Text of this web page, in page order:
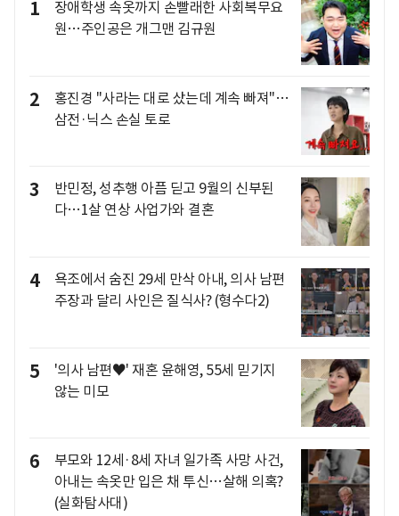
1
장애학생 속옷까지 손빨래한 사회복무요
원…주인공은 개그맨 김규원
2
홍진경 "사라는 대로 샀는데 계속 빠져"…
삼전·닉스 손실 토로
3
반민정, 성추행 아픔 딛고 9월의 신부된
다…1살 연상 사업가와 결혼
4
욕조에서 숨진 29세 만삭 아내, 의사 남편
주장과 달리 사인은 질식사? (형수다2)
5
'의사 남편♥' 재혼 윤해영, 55세 믿기지
않는 미모
6
부모와 12세·8세 자녀 일가족 사망 사건,
아내는 속옷만 입은 채 투신…살해 의혹?
(실화탐사대)